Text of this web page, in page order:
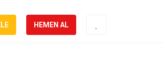
HEMEN AL